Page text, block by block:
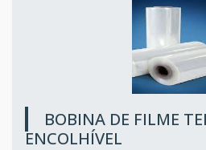
BOBINA DE FILME
ENCOLHÍVEL